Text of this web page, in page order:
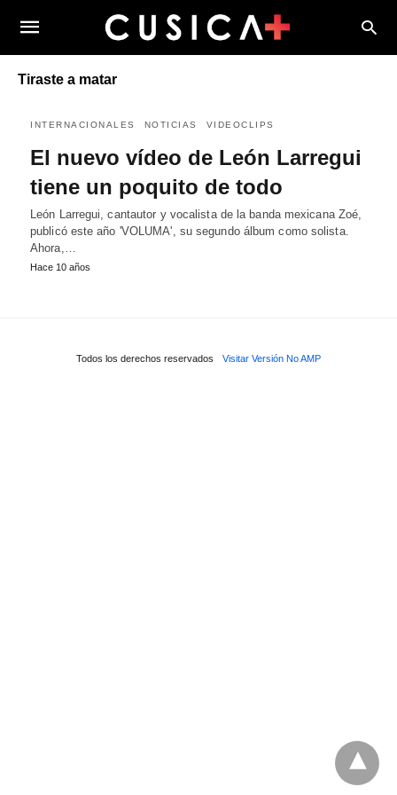
Tiraste a matar
INTERNACIONALES NOTICIAS VIDEOCLIPS
El nuevo vídeo de León Larregui
tiene un poquito de todo
León Larregui, cantautor y vocalista de la banda mexicana Zoé,
publicó este año 'VOLUMA', su segundo álbum como solista.
Ahora,…
Hace 10 años
Todos los derechos reservados Visitar Versión No AMP